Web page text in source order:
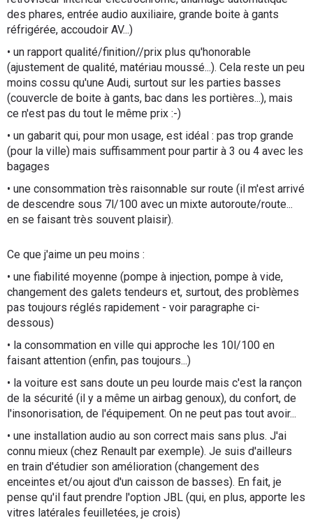
des phares, entrée audio auxiliaire, grande boite à gants
réfrigérée, accoudoir AV...)
• un rapport qualité/finition//prix plus qu'honorable
(ajustement de qualité, matériau moussé...). Cela reste un peu
moins cossu qu'une Audi, surtout sur les parties basses
(couvercle de boite à gants, bac dans les portières...), mais
ce n'est pas du tout le même prix :-)
• un gabarit qui, pour mon usage, est idéal : pas trop grande
(pour la ville) mais suffisamment pour partir à 3 ou 4 avec les
bagages
• une consommation très raisonnable sur route (il m'est arrivé
de descendre sous 7l/100 avec un mixte autoroute/route...
en se faisant très souvent plaisir).
Ce que j'aime un peu moins :
• une fiabilité moyenne (pompe à injection, pompe à vide,
changement des galets tendeurs et, surtout, des problèmes
pas toujours réglés rapidement - voir paragraphe ci-
dessous)
• la consommation en ville qui approche les 10l/100 en
faisant attention (enfin, pas toujours...)
• la voiture est sans doute un peu lourde mais c'est la rançon
de la sécurité (il y a même un airbag genoux), du confort, de
l'insonorisation, de l'équipement. On ne peut pas tout avoir...
• une installation audio au son correct mais sans plus. J'ai
connu mieux (chez Renault par exemple). Je suis d'ailleurs
en train d'étudier son amélioration (changement des
enceintes et/ou ajout d'un caisson de basses). En fait, je
pense qu'il faut prendre l'option JBL (qui, en plus, apporte les
vitres latérales feuilletées, je crois)